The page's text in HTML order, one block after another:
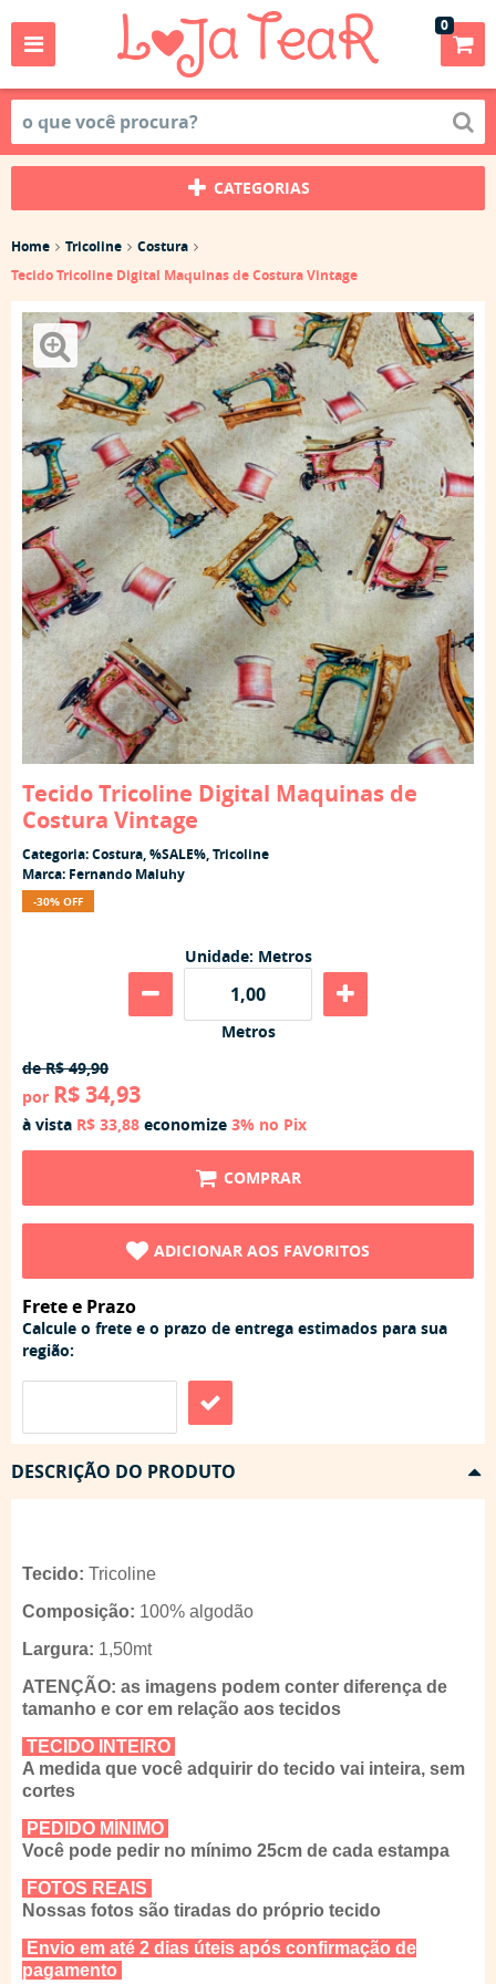
0
CATEGORIAS
Home Tricoline
Costura
Tecido Tricoline Digital Maquinas de Costura Vintage
Tecido Tricoline Digital Maquinas de
Costura Vintage
Categoria:Costura,%SALE%,Tricoline
Marca: Fernando Maluhy
-30% OFF
Unidade: Metros
Metros
de R$ 49,90
por R$ 34,93
à vista R$ 33,88 economize 3% no Pix
COMPRAR
ADICIONAR AOS FAVORITOS
Frete e Prazo
Calcule o frete e o prazo de entrega estimados para sua
região:
DESCRIÇÃO DO PRODUTO
Tecido: Tricoline
Composição: 100% algodão
Largura: 1,50mt
ATENÇÃO: as imagens podem conter diferença de
tamanho e cor em relação aos tecidos
TECIDO INTEIRO
A medida que você adquirir do tecido vai inteira, sem
cortes
PEDIDO MÍNIMO
Você pode pedir no mínimo 25cm de cada estampa
FOTOS REAIS
Nossas fotos são tiradas do próprio tecido
Envio em até 2 dias úteis após confirmação de
pagamento